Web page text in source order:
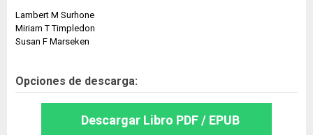
Lambert M Surhone
Miriam T Timpledon
Susan F Marseken
Opciones de descarga:
Descargar Libro PDF / EPUB